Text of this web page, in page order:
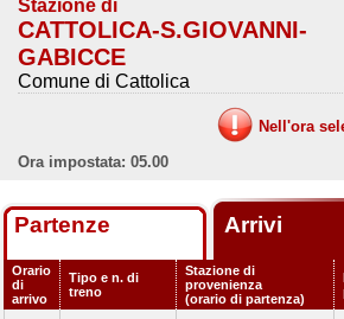
Stazione di
CATTOLICA-S.GIOVANNI-
GABICCE
Comune di Cattolica
Nell'ora
Ora impostata: 05.00
Partenze Arrivi
Orario
di
arrivo
Tipo e n. di
treno
Stazione di
provenienza
(orario di partenza)